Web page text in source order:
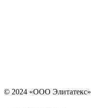
© 2024 «ООО Элитатекс»